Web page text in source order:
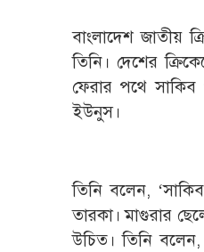
বাংলাদেশ জাতীয়
তিনি। দেশের
ফেরার পথে সাকিব
ইউনুস।
তিনি বলেন,
তারকা। মাগুরার
উচিত। তিনি বলেন,